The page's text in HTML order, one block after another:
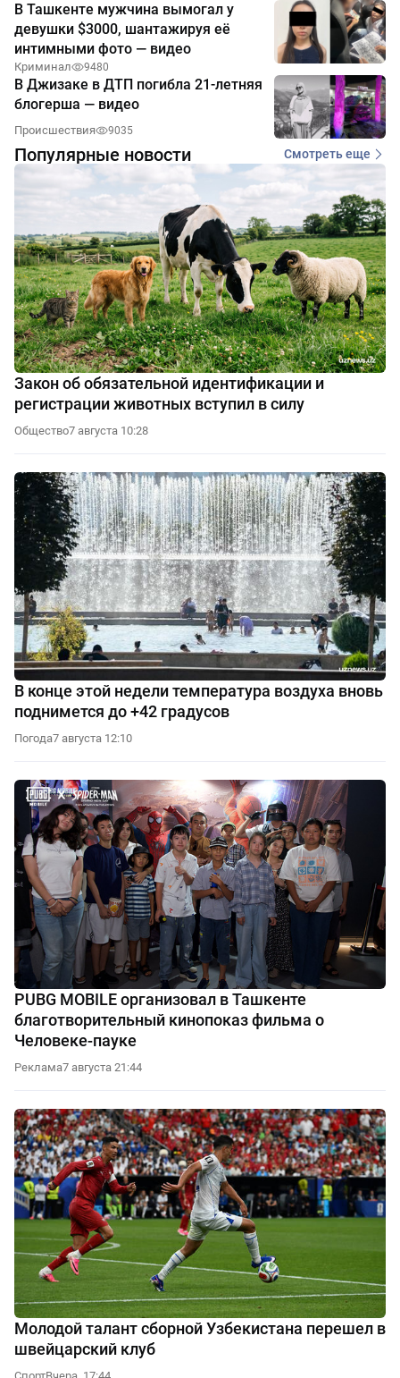
В Ташкенте мужчина вымогал у
девушки $3000, шантажируя её
интимными фото — видео
Криминал 9480
В Джизаке в ДТП погибла 21-летняя
блогерша — видео
Происшествия 9035
Популярные новости Смотреть еще
Закон об обязательной идентификации и
регистрации животных вступил в силу
Общество7 августа 10:28
В конце этой недели температура воздуха вновь
поднимется до +42 градусов
Погода7 августа 12:10
PUBG MOBILE организовал в Ташкенте
благотворительный кинопоказ фильма о
Человеке-пауке
Реклама7 августа 21:44
Молодой талант сборной Узбекистана перешел в
швейцарский клуб